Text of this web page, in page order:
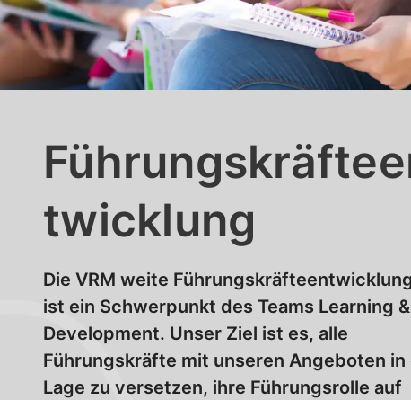
twicklung
Die VRM weite
ist ein Schwerpunkt des Teams Learning &
Development. Unser Ziel ist es, alle
Führungskräfte mit unseren Angeboten in
Lage zu versetzen, ihre Führungsrolle auf